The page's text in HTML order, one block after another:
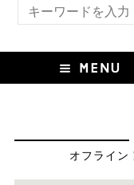
オフライン